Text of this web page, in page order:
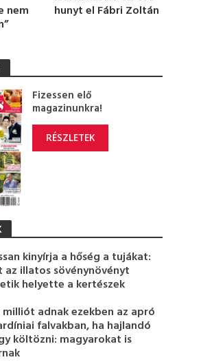
nem hunyt el Fábri Zoltán
Fizessen elő
magazinunkra!
RÉSZLETEK
kinyírja a hőség a tujákat:
az illatos sövénynövényt
helyette a kertészek
milliót adnak ezekben az apró
falvakban, ha hajlandó
költözni: magyarokat is